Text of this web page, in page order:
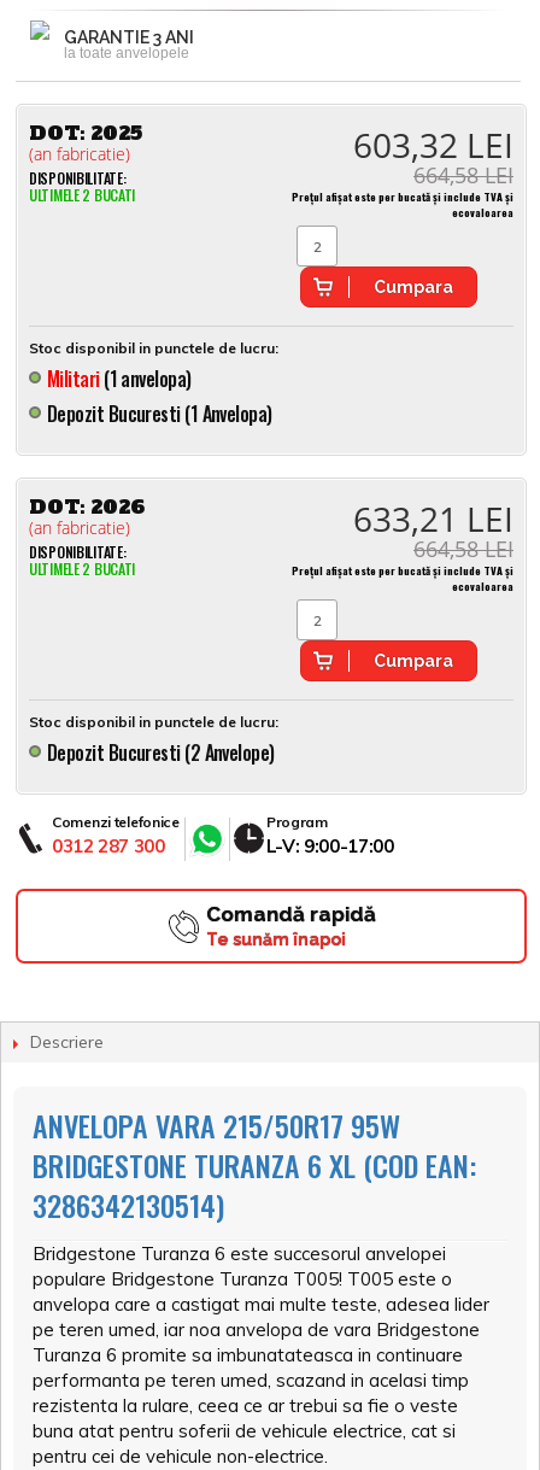
GARANTIE 3 ANI
la toate anvelopele
DOT: 2025
(an fabricatie)
DISPONIBILITATE:
ULTIMELE 2 BUCATI
603,32 LEI
664,58 LEI
Prețul afișat este per bucată și include TVA și
ecovaloarea
Cumpara
Stoc disponibil in punctele de lucru:
Militari(1 anvelopa)
Depozit Bucuresti (1 Anvelopa)
DOT: 2026
(an fabricatie)
DISPONIBILITATE:
ULTIMELE 2 BUCATI
633,21 LEI
664,58 LEI
Prețul afișat este per bucată și include TVA și
ecovaloarea
Cumpara
Stoc disponibil in punctele de lucru:
Depozit Bucuresti (2 Anvelope)
Comenzi telefonice
0312 287 300
Program
L-V: 9:00-17:00
Comandă rapidă
Te sunăm înapoi
Descriere
ANVELOPA VARA 215/50R17 95W
BRIDGESTONE TURANZA 6 XL (COD EAN:
3286342130514)
Bridgestone Turanza 6 este succesorul anvelopei
populare Bridgestone Turanza T005! T005 este o
anvelopa care a castigat mai multe teste, adesea lider
pe teren umed, iar noa anvelopa de vara Bridgestone
Turanza 6 promite sa imbunatateasca in continuare
performanta pe teren umed, scazand in acelasi timp
rezistenta la rulare, ceea ce ar trebui sa fie o veste
buna atat pentru soferii de vehicule electrice, cat si
pentru cei de vehicule non-electrice.